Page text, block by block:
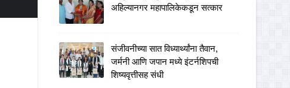
अहिल्यानगर महापालिकेकडून सत्कार
संजीवनीच्या सात विध्यार्थ्यांना तैवान,
जर्मनी आणि जपान मध्ये इंटर्नशिपची
शिष्यवृत्तीसह संधी